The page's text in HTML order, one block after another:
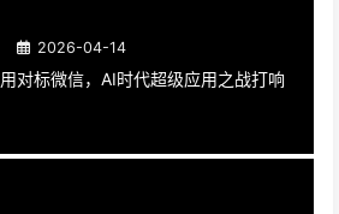
2026-04-14
对标微信，AI时代超级应用之战打响